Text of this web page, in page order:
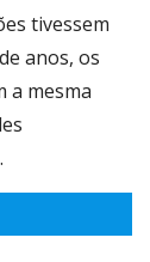
tivessem
anos, os
a mesma